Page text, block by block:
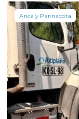
Arica y Parinacota